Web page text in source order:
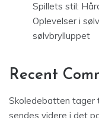
Spillets stil:
Oplevelser i
sølvbrylluppet
Recent
Skoledebatten tager
sendes videre i det